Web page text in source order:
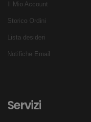
Il Mio Account
Storico Ordini
Lista desideri
Notifiche Email
Servizi